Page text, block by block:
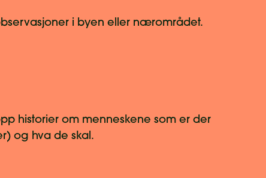
i byen eller nærområdet.
historier om menneskene som er der
og hva de skal.